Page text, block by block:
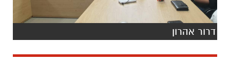
דרור אהרון